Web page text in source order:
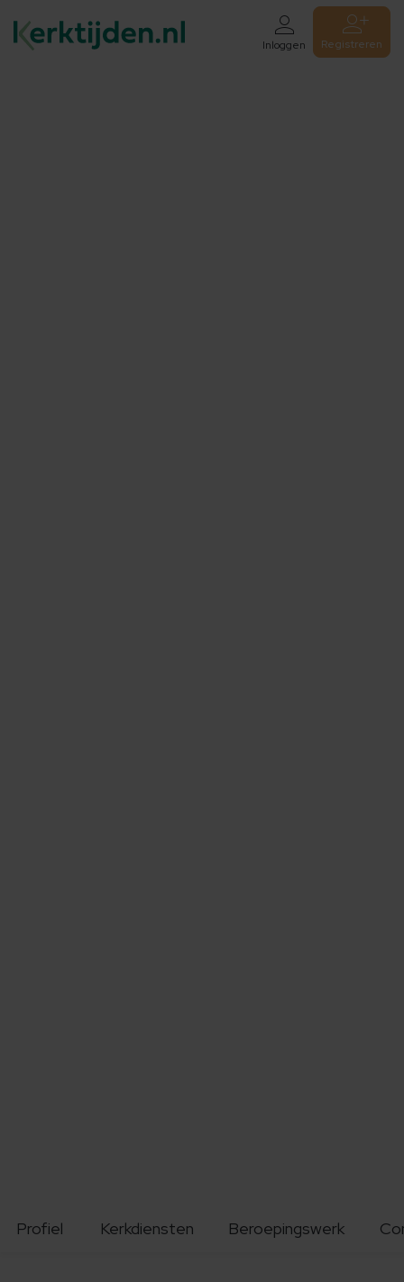
Inloggen Registreren
Profiel Kerkdiensten Beroepingswerk